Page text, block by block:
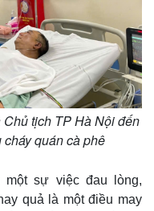
tịch TP Hà Nội đến
quán cà phê
sự việc đau lòng,
quả là một điều may